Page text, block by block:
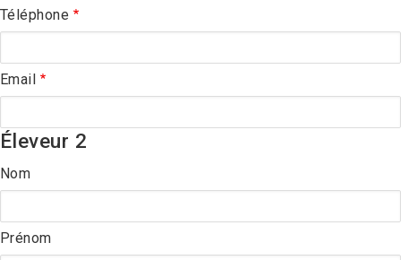
Téléphone
Email
Éleveur 2
Nom
Prénom